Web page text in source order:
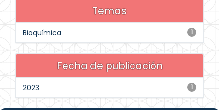
Temas
1
Bioquímica
Fecha de publicación
1
2023